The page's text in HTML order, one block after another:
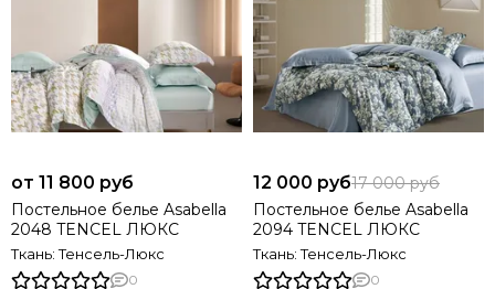
от 11 800 руб
Постельное белье Asabella
2048 TENCEL ЛЮКС
Ткань: Тенсель-Люкс
0
12 000 руб17 000 руб
Постельное белье Asabella
2094 TENCEL ЛЮКС
Ткань: Тенсель-Люкс
0